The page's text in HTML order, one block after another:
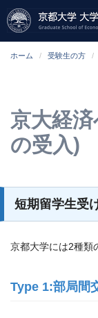
ホーム 受験生の方
京大経
の受入)
短期留学生受
京都大学には2種類
Type 1:部局間